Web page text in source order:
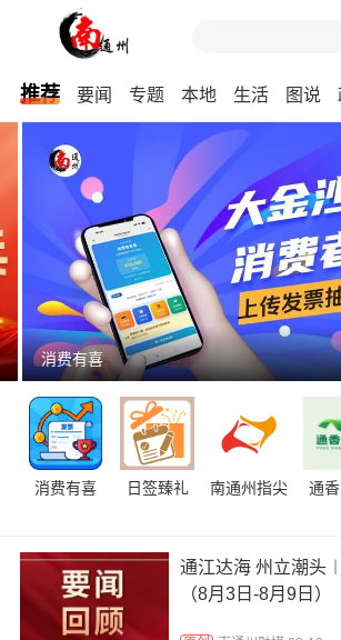
推荐 要闻 专题 本地 生活 图说
消费有喜
消费有喜 日签臻礼 南通州指尖 通
通江达海 州立潮头
（8月3日-8月9日）